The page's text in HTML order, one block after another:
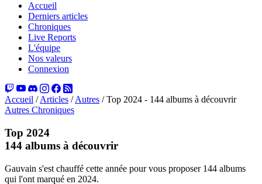
Accueil
Derniers articles
Chroniques
Live Reports
L'équipe
Nos valeurs
Connexion
Accueil / Articles / Autres / Top 2024 - 144 albums à découvrir
Autres Chroniques
Top 2024
144 albums à découvrir
Gauvain s'est chauffé cette année pour vous proposer 144 albums
qui l'ont marqué en 2024.